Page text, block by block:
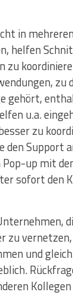
in
helfen
zu
zu
gehört,
u.a.
zu
den Support
up mit
sofort den
zu
und